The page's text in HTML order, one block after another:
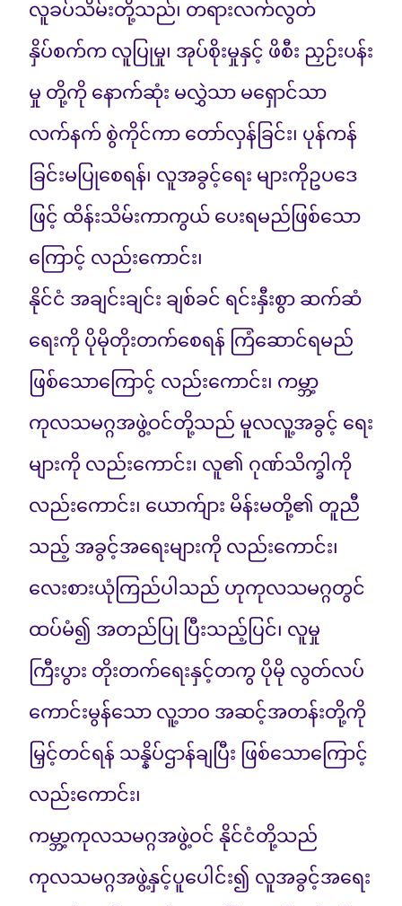
လူခပ်သိမ်းတို့သည်၊ တရားလက်လွတ်
နှိပ်စက်က လူပြုမှု၊ အုပ်စိုးမှုနှင့် ဖိစီး ညှဉ်းပန်း
မှု တို့ကို နောက်ဆုံး မလွှဲသာ မရှောင်သာ
လက်နက် စွဲကိုင်ကာ တော်လှန်ခြင်း၊ ပုန်ကန်
ခြင်းမပြုစေရန်၊ လူအခွင့်ရေး များကိုဥပဒေ
ဖြင့် ထိန်းသိမ်းကာကွယ် ပေးရမည်ဖြစ်သော
ကြောင့် လည်းကောင်း၊
နိုင်ငံ အချင်းချင်း ချစ်ခင် ရင်းနှီးစွာ ဆက်ဆံ
ရေးကို ပိုမိုတိုးတက်စေရန် ကြံဆောင်ရမည်
ဖြစ်သောကြောင့် လည်းကောင်း၊ ကမ္ဘာ့
ကုလသမဂ္ဂအဖွဲ့ဝင်တို့သည် မူလလူ့အခွင့် ရေး
များကို လည်းကောင်း၊ လူ၏ ဂုဏ်သိက္ခါကို
လည်းကောင်း၊ ယောက်ျား မိန်းမတို့၏ တူညီ
သည့် အခွင့်အရေးများကို လည်းကောင်း၊
လေးစားယုံကြည်ပါသည် ဟုကုလသမဂ္ဂတွင်
ထပ်မံ၍ အတည်ပြု ပြီးသည့်ပြင်၊ လူမှု
ကြီးပွား တိုးတက်ရေးနှင့်တကွ ပိုမို လွတ်လပ်
ကောင်းမွန်သော လူ့ဘဝ အဆင့်အတန်းတို့ကို
မြှင့်တင်ရန် သန္နိပ်ဌာန်ချပြီး ဖြစ်သောကြောင့်
လည်းကောင်း၊
ကမ္ဘာ့ကုလသမဂ္ဂအဖွဲ့ဝင် နိုင်ငံတို့သည်
ကုလသမဂ္ဂအဖွဲ့နှင့်ပူပေါင်း၍ လူအခွင့်အရေး